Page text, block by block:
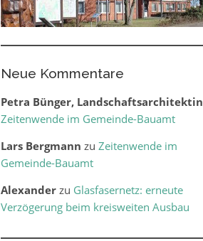
Neue Kommentare
Petra Bünger, Landschaftsarchitektin
Zeitenwende im Gemeinde-Bauamt
Lars Bergmann zu Zeitenwende im
Gemeinde-Bauamt
Alexanderzu Glasfasernetz: erneute
Verzögerung beim kreisweiten Ausbau